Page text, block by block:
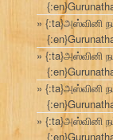
{:ta}அஸ்வினி
{:ta}அஸ்வினி
{:ta}அஸ்வினி
{:ta}அஸ்வினி